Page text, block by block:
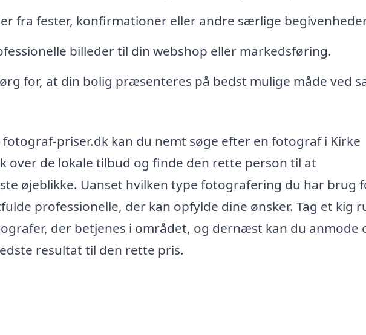
fra fester, konfirmationer eller andre særlige
billeder til din webshop eller markedsføring.
for, at din bolig præsenteres på bedst mulige måde ved
priser.dk kan du nemt søge efter en fotograf i Kirke
over de lokale tilbud og finde den rette person til at
øjeblikke. Uanset hvilken type fotografering du har brug
professionelle, der kan opfylde dine ønsker. Tag et kig
der betjenes i området, og dernæst kan du anmode
resultat til den rette pris.